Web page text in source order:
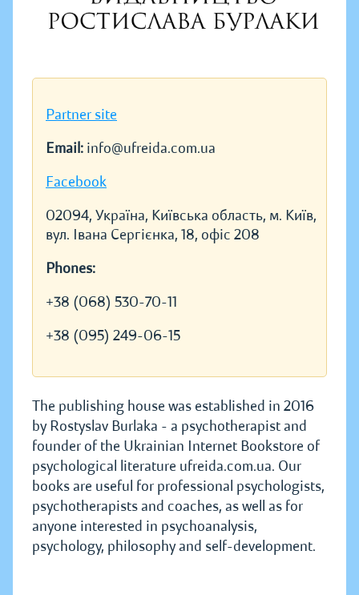
Partner site
Email: info@ufreida.com.ua
Facebook
02094, Україна, Київська область, м. Київ,
вул. Івана Сергієнка, 18, офіс 208
Phones:
+38 (068) 530-70-11
+38 (095) 249-06-15
The publishing house was established in 2016
by Rostyslav Burlaka - a psychotherapist and
founder of the Ukrainian Internet Bookstore of
psychological literature ufreida.com.ua. Our
books are useful for professional psychologists,
psychotherapists and coaches, as well as for
anyone interested in psychoanalysis,
psychology, philosophy and self-development.